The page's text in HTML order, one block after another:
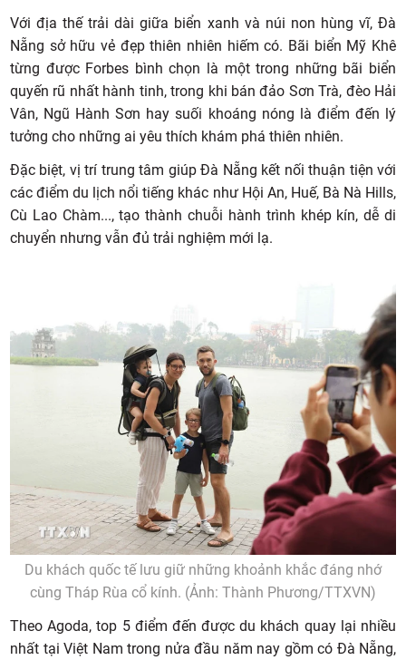
Với địa thế trải dài giữa biển xanh và núi non hùng vĩ, Đà
Nẵng sở hữu vẻ đẹp thiên nhiên hiếm có. Bãi biển Mỹ Khê
từng được Forbes bình chọn là một trong những bãi biển
quyến rũ nhất hành tinh, trong khi bán đảo Sơn Trà, đèo Hải
Vân, Ngũ Hành Sơn hay suối khoáng nóng là điểm đến lý
tưởng cho những ai yêu thích khám phá thiên nhiên.
Đặc biệt, vị trí trung tâm giúp Đà Nẵng kết nối thuận tiện với
các điểm du lịch nổi tiếng khác như Hội An, Huế, Bà Nà Hills,
Cù Lao Chàm..., tạo thành chuỗi hành trình khép kín, dễ di
chuyển nhưng vẫn đủ trải nghiệm mới lạ.
Du khách quốc tế lưu giữ những khoảnh khắc đáng nhớ
cùng Tháp Rùa cổ kính. (Ảnh: Thành Phương/TTXVN)
Theo Agoda, top 5 điểm đến được du khách quay lại nhiều
nhất tại Việt Nam trong nửa đầu năm nay gồm có Đà Nẵng,